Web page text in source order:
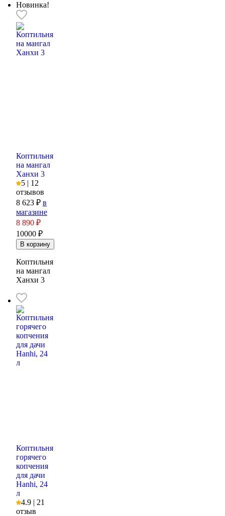
Новинка!
Коптильня
на мангал
Ханхи 3
5 | 12
отзывов
8 623 ₽ в
магазине
8 890 ₽
10000 ₽
Коптильня
на мангал
Ханхи 3
Коптильня
горячего
копчения
для дачи
Hanhi, 24
л
4.9 | 21
отзыв